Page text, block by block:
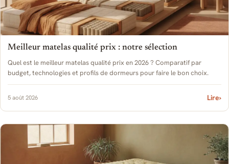
Meilleur matelas qualité prix : notre sélection
Quel est le meilleur matelas qualité prix en 2026 ? Comparatif par
budget, technologies et profils de dormeurs pour faire le bon choix.
5 août 2026 Lire›